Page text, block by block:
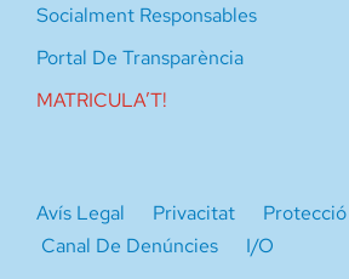
Socialment Responsables
Portal De Transparència
MATRICULA’T!
Avís Legal Privacitat
Canal De Denúncies
I/O